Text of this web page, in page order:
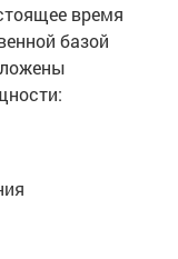
время
базой